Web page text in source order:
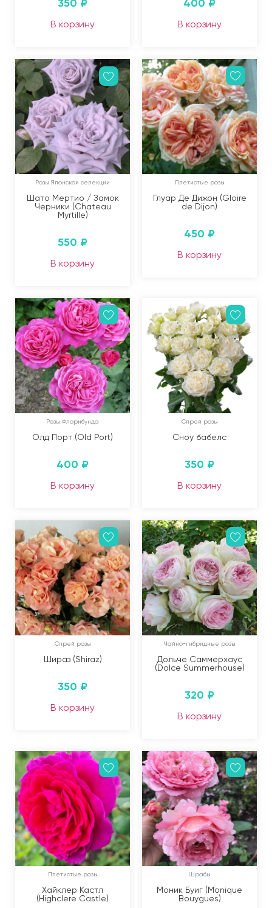
350 ₽
В корзину
400 ₽
В корзину
Розы Японской селекции
Шато Мертио / Замок
Черники (Chateau
Myrtille)
550 ₽
В корзину
Плетистые розы
Глуар Де Дижон (Gloire
de Dijon)
450 ₽
В корзину
Розы Флорибунда
Олд Порт (Old Port)
400 ₽
В корзину
Спрей розы
Сноу бабелс
350 ₽
В корзину
Спрей розы
Шираз (Shiraz)
350 ₽
В корзину
Чайно-гибридные розы
Дольче Саммерхаус
(Dolce Summerhouse)
320 ₽
В корзину
Плетистые розы
Хайклер Кастл
(Highclere Castle)
Шрабы
Моник Буиг (Monique
Bouygues)